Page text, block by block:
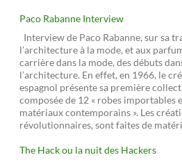
Paco Rabanne Interview
Interview de Paco Rabanne, sur sa
l’architecture à la mode, et aux
carrière dans la mode, des débuts
l’architecture. En effet, en 1966, le
espagnol présente sa première
composée de 12 « robes importables
matériaux contemporains ». Les
révolutionnaires, sont faites de
The Hack ou la nuit des Hackers